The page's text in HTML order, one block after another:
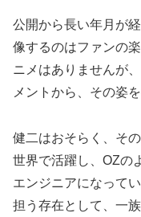
公開から長い年月が経
像するのはファンの
ニメはありませんが
メントから、その姿
健二はおそらく、そ
世界で活躍し、OZの
エンジニアになって
担う存在として、一